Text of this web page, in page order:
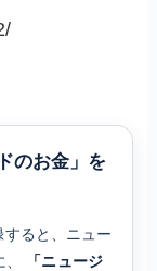
のお金」を
すると、ニュー
「ニュージ